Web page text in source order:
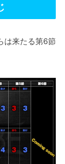
は来たる第6節